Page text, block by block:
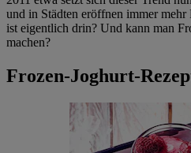
und in Städten eröffnen immer
ist eigentlich drin? Und kann man
machen?
Frozen-Joghurt-